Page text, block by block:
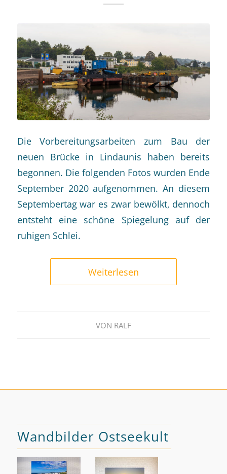
Die Vorbereitungsarbeiten zum Bau der
neuen Brücke in Lindaunis haben bereits
begonnen. Die folgenden Fotos wurden Ende
September 2020 aufgenommen. An diesem
Septembertag war es zwar bewölkt, dennoch
entsteht eine schöne Spiegelung auf der
ruhigen Schlei.
Weiterlesen
VON RALF
Wandbilder Ostseekult